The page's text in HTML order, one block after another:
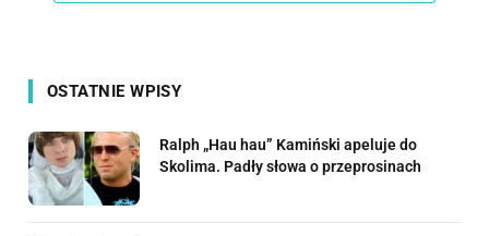
OSTATNIE WPISY
Ralph „Hau hau” Kamiński apeluje do
Skolima. Padły słowa o przeprosinach